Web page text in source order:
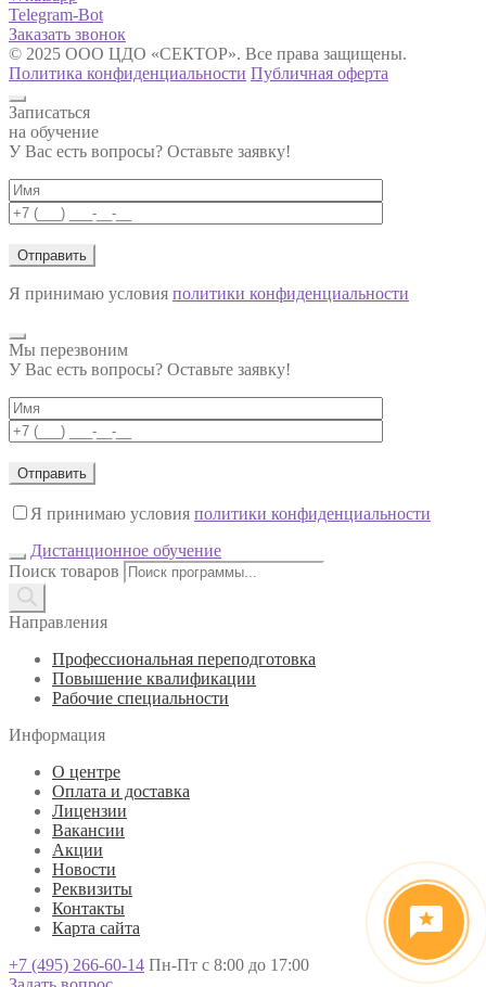
Telegram-Bot
Заказать звонок
© 2025 ООО ЦДО «СЕКТОР». Все права защищены.
Политика конфиденциальности Публичная оферта
Записаться
на обучение
У Вас есть вопросы? Оставьте заявку!
Я принимаю условия политики конфиденциальности
Мы перезвоним
У Вас есть вопросы? Оставьте заявку!
Я принимаю условия политики конфиденциальности
Дистанционное обучение
Поиск товаров
Направления
Профессиональная переподготовка
Повышение квалификации
Рабочие специальности
Информация
О центре
Оплата и доставка
Лицензии
Вакансии
Акции
Новости
Реквизиты
Контакты
Карта сайта
+7 (495) 266-60-14 Пн-Пт с 8:00 до 17:00